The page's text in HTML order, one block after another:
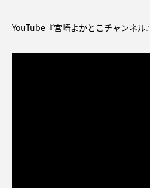
YouTube『宮崎よかとこチャンネル』